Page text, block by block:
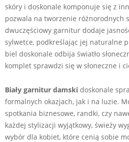
skóry i doskonale komponuje się z
pozwala na tworzenie różnorodnych
dwuczęściowy garnitur dodaje
sylwetce, podkreślając jej naturalne
biel doskonale odbija światło
komplet sprawdzi się w słoneczne i
Biały garnitur damski doskonale
formalnych okazjach, jak i na luzie.
spotkania biznesowe, randki, czy
każdej stylizacji wyjątkowy, świeży
wybór dla kobiet, które cenią sobie